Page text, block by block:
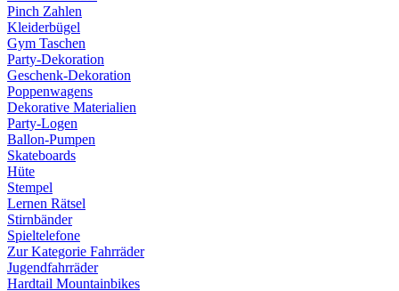
Pinch Zahlen
Kleiderbügel
Gym Taschen
Party-Dekoration
Geschenk-Dekoration
Poppenwagens
Dekorative Materialien
Party-Logen
Ballon-Pumpen
Skateboards
Hüte
Stempel
Lernen Rätsel
Stirnbänder
Spieltelefone
Zur Kategorie Fahrräder
Jugendfahrräder
Hardtail Mountainbikes